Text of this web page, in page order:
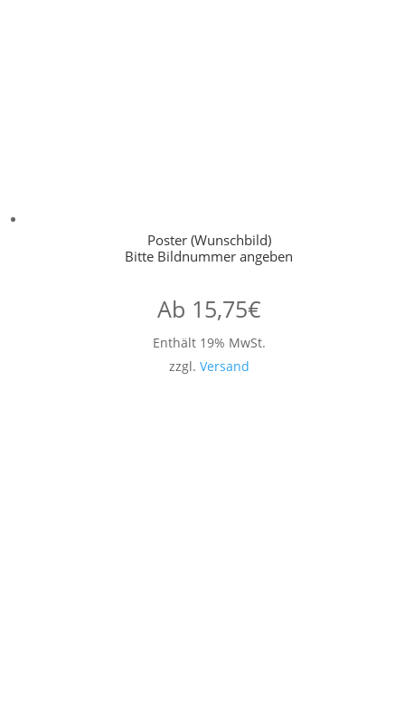
Poster (Wunschbild)
Bitte Bildnummer angeben
Ab 15,75€
Enthält 19% MwSt.
zzgl. Versand